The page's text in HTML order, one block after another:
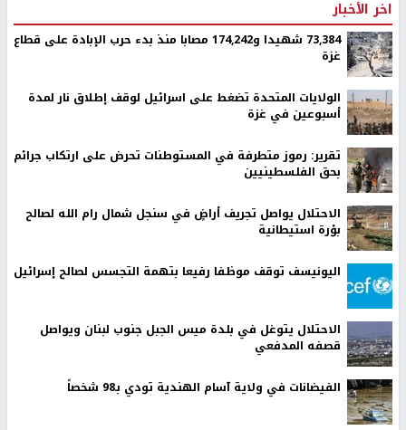
اخر الأخبار
73,384 شهيدا و174,242 مصابا منذ بدء حرب الإبادة على قطاع
غزة
الولايات المتحدة تضغط على اسرائيل لوقف إطلاق نار لمدة
أسبوعين في غزة
تقرير: رموز متطرفة في المستوطنات تحرض على ارتكاب جرائم
بحق الفلسطينيين
الاحتلال يواصل تجريف أراضٍ في سنجل شمال رام الله لصالح
بؤرة استيطانية
اليونيسف توقف موظفا رفيعا بتهمة التجسس لصالح إسرائيل
الاحتلال يتوغل في بلدة ميس الجبل جنوب لبنان ويواصل
قصفه المدفعي
الفيضانات في ولاية آسام الهندية تودي بـ98 شخصاً